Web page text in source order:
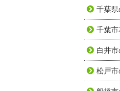
千葉
千葉
白井
松戸